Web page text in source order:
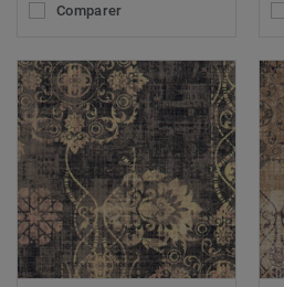
Comparer